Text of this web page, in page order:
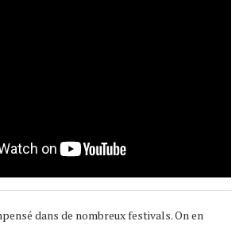
dans de nombreux festivals. On en